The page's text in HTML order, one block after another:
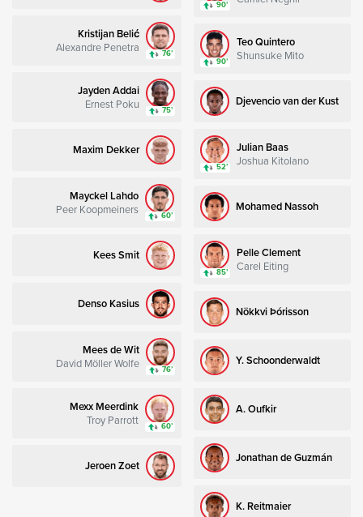
Kristijan Belić
Alexandre Penetra 76’
Jayden Addai
Ernest Poku 75’
Maxim Dekker
Mayckel Lahdo
Peer Koopmeiners 60’
Kees Smit
Denso Kasius
Mees de Wit
David Möller Wolfe 76’
Mexx Meerdink
Troy Parrott 60’
Jeroen Zoet
90’
Teo Quintero
Shunsuke Mito
90’
Djevencio van der Kust
Julian Baas
Joshua Kitolano
52’
Mohamed Nassoh
Pelle Clement
Carel Eiting
85’
Nökkvi Þórisson
Y. Schoonderwaldt
A. Oufkir
Jonathan de Guzmán
K. Reitmaier